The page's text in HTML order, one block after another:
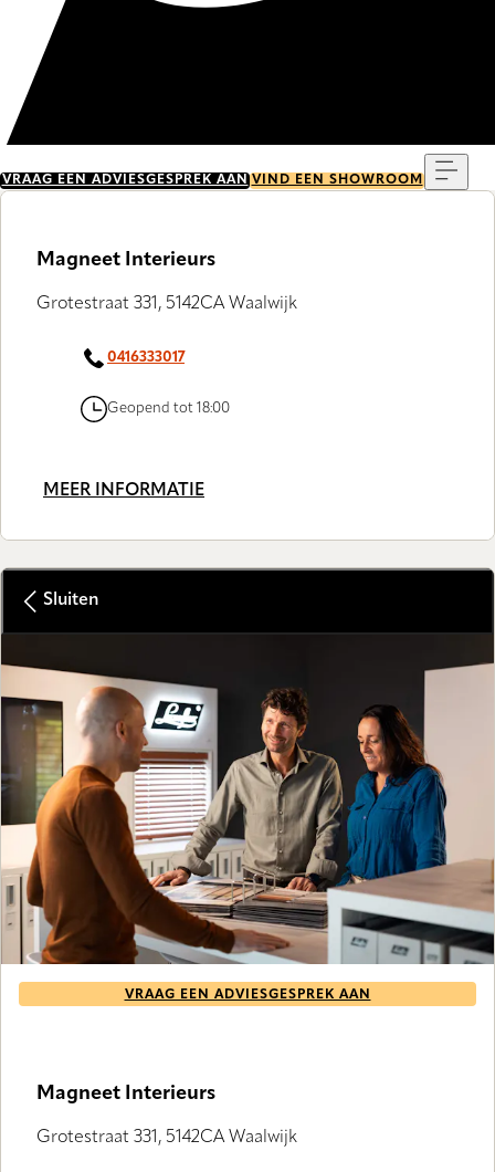
VRAAG EEN ADVIESGESPREK AAN VIND EEN SHOWROOM
Magneet Interieurs
Grotestraat 331, 5142CA Waalwijk
0416333017
Geopend tot 18:00
MEER INFORMATIE
Sluiten
VRAAG EEN ADVIESGESPREK AAN
Magneet Interieurs
Grotestraat 331, 5142CA Waalwijk